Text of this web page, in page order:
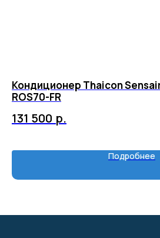
Кондиционер Thaicon
ROS70-FR
131 500 р.
Подробнее